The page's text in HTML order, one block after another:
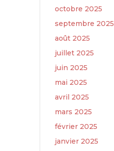
octobre 2025
septembre 2025
août 2025
juillet 2025
juin 2025
mai 2025
avril 2025
mars 2025
février 2025
janvier 2025